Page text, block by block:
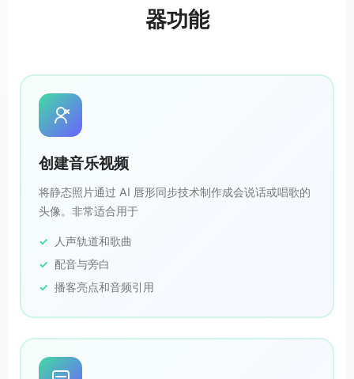
器功能
创建音乐视频
将静态照片通过 AI 唇形同步技术制作成会说话或唱歌的
头像。非常适合用于
人声轨道和歌曲
配音与旁白
播客亮点和音频引用